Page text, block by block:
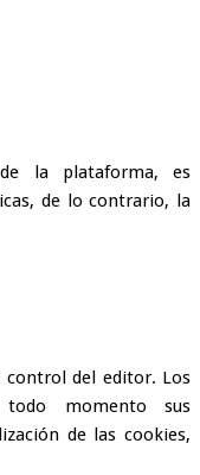
la plataforma, es
de lo contrario, la
control del editor. Los
todo momento sus
de las cookies,